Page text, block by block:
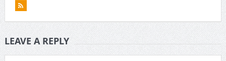
LEAVE A REPLY